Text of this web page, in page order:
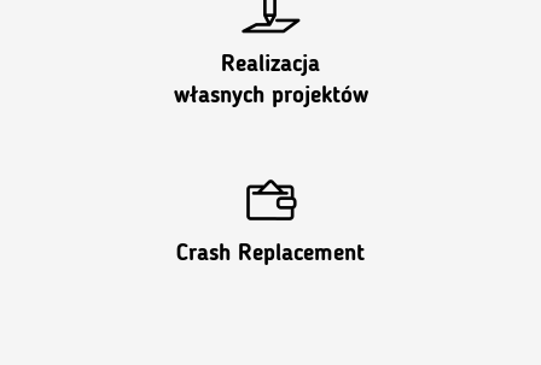
Realizacja
własnych projektów
Crash Replacement